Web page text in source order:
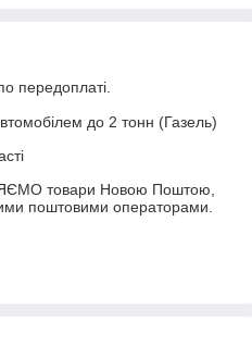
передоплаті.
до 2 тонн (Газель)
товари Новою Поштою,
поштовими операторами.